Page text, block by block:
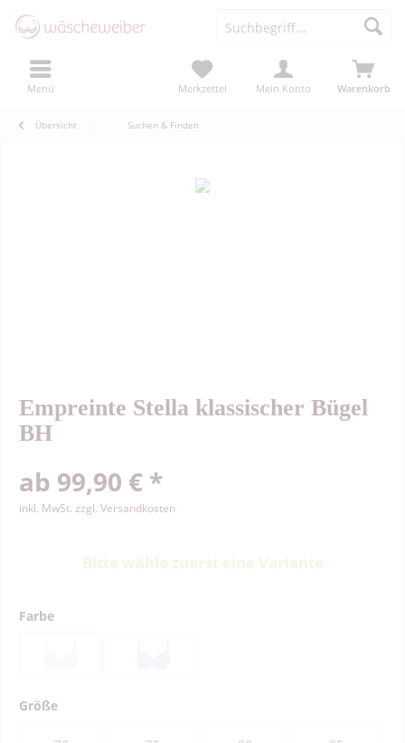
Menü Warenkorb
Merkzettel Mein Konto
Übersicht Suchen & Finden
Empreinte Stella klassischer Bügel
BH
ab 99,90 € *
inkl. MwSt. zzgl. Versandkosten
Farbe
Größe